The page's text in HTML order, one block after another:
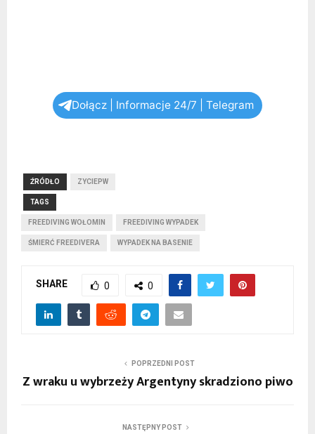
Dołącz | Informacje 24/7 | Telegram
ŹRÓDŁO ZYCIEPW
TAGS
FREEDIVING WOŁOMIN FREEDIVING WYPADEK
ŚMIERĆ FREEDIVERA WYPADEK NA BASENIE
SHARE 0 0
POPRZEDNI POST
Z wraku u wybrzeży Argentyny skradziono piwo
NASTĘPNY POST